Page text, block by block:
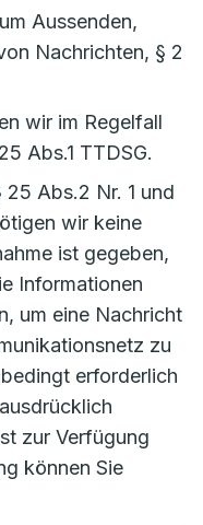
Aussenden,
Nachrichten, § 2
wir im Regelfall
Abs.1 TTDSG.
Abs.2 Nr. 1 und
wir keine
ist gegeben,
Informationen
um eine Nachricht
zu
erforderlich
zur Verfügung
können Sie